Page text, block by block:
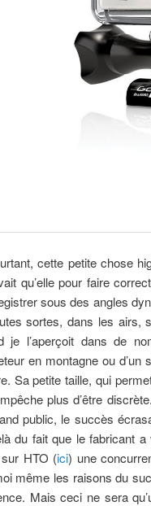
cette petite chose
qu’elle pour faire
sous des angles
sortes, dans les airs,
je l’aperçoit dans de
en montagne ou d’un
Sa petite taille, qui
plus d’être
public, le succès
du fait que le fabricant
HTO (ici) une
même les raisons du
Mais ceci ne sera